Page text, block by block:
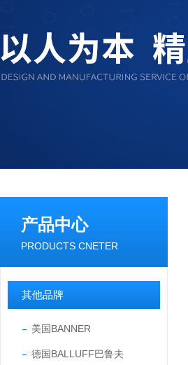
产品中心
PRODUCTS CNETER
其他品牌
美国BANNER
德国BALLUFF巴鲁夫